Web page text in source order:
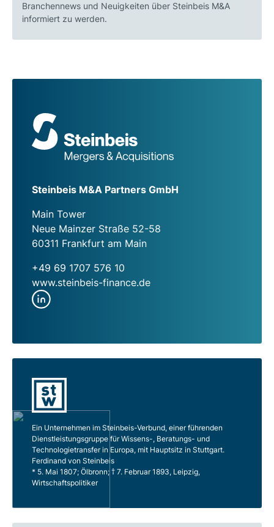
Branchennews und Neuigkeiten über Steinbeis M&A
informiert zu werden.
Steinbeis M&A Partners GmbH
Main Tower
Neue Mainzer Straße 52-58
60311 Frankfurt am Main
+49 69 1707 576 10
www.steinbeis-finance.de
Ein Unternehmen im Steinbeis-Verbund, einer führenden
Dienstleistungsgruppe für Wissens-, Beratungs- und
Technologietransfer in Europa, mit Hauptsitz in Stuttgart.
Ferdinand von Steinbeis
* 5. Mai 1807; Ölbronn; † 7. Februar 1893, Leipzig,
Wirtschaftspolitiker